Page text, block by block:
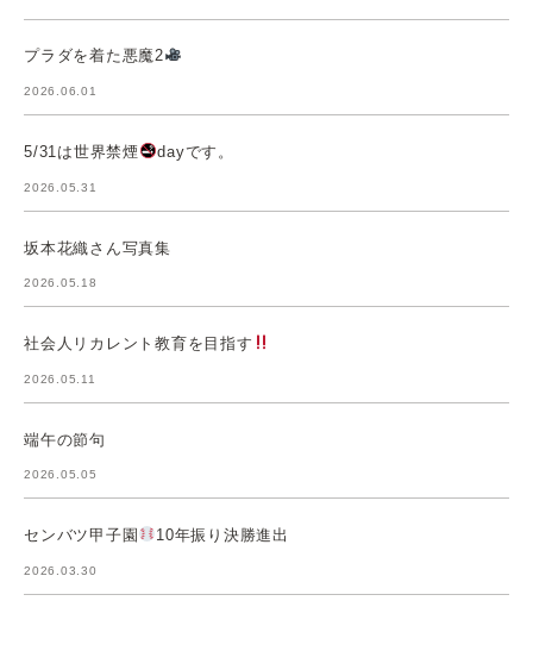
プラダを着た悪魔2
2026.06.01
5/31は世界禁煙 dayです。
2026.05.31
坂本花織さん写真集
2026.05.18
社会人リカレント教育を目指す
2026.05.11
端午の節句
2026.05.05
センバツ甲子園 10年振り決勝進出
2026.03.30